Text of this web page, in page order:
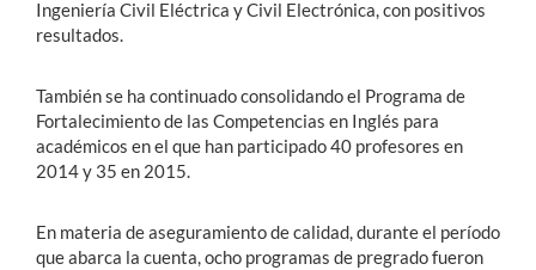
Ingeniería Civil Eléctrica y Civil Electrónica, con positivos
resultados.
También se ha continuado consolidando el Programa de
Fortalecimiento de las Competencias en Inglés para
académicos en el que han participado 40 profesores en
2014 y 35 en 2015.
En materia de aseguramiento de calidad, durante el período
que abarca la cuenta, ocho programas de pregrado fueron